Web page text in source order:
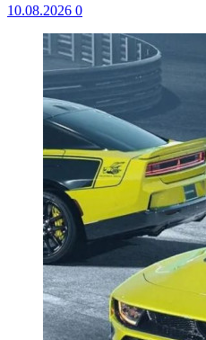
10.08.2026 0